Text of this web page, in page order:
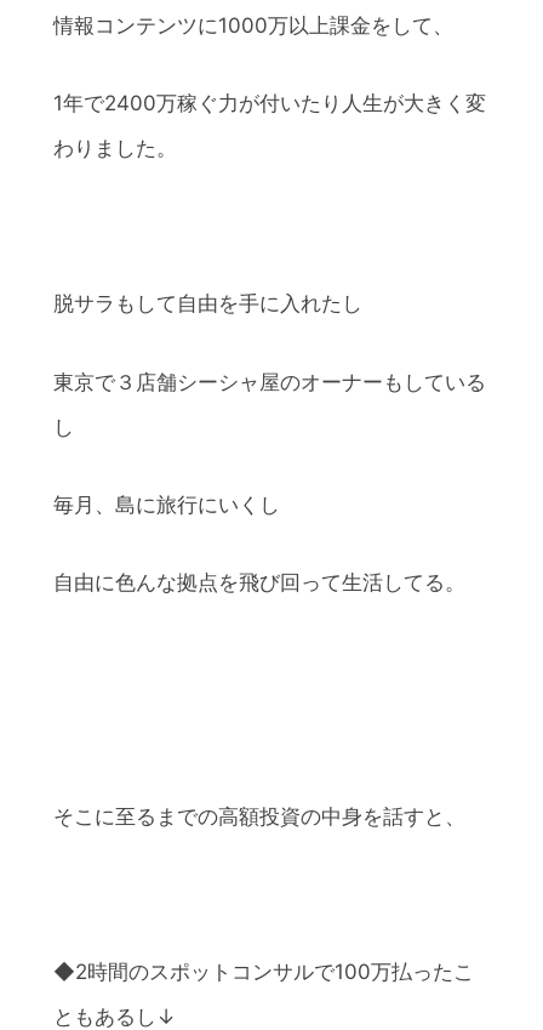
情報コンテンツに1000万以上課金をして、
1年で2400万稼ぐ力が付いたり人生が大きく変
わりました。
脱サラもして自由を手に入れたし
東京で３店舗シーシャ屋のオーナーもしている
し
毎月、島に旅行にいくし
自由に色んな拠点を飛び回って生活してる。
そこに至るまでの高額投資の中身を話すと、
◆2時間のスポットコンサルで100万払ったこ
ともあるし↓